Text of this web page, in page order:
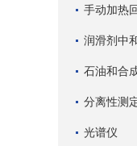
手动加热
润滑剂中
石油和合
分离性测
光谱仪